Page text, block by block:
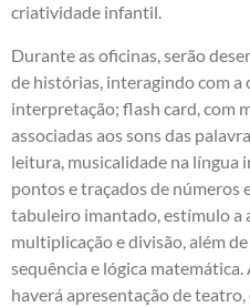
criatividade infantil.
Durante as oficinas, serão
de histórias, interagindo com a
interpretação; flash card, com
associadas aos sons das
leitura, musicalidade na língua
pontos e traçados de números
tabuleiro imantado, estímulo a
multiplicação e divisão, além
sequência e lógica matemática.
haverá apresentação de teatro,